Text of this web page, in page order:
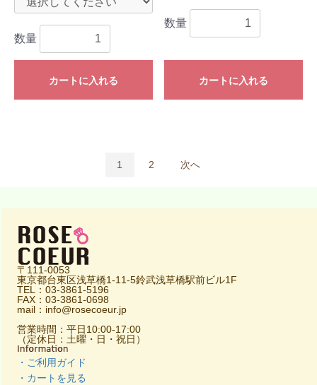
数量
カートに入れる
数量
カートに入れる
1 2 次へ
〒111-0053
東京都台東区浅草橋1-11-5鈴武浅草橋駅前ビル1F
TEL：03-3861-5196
FAX：03-3861-0698
mail：info@rosecoeur.jp
営業時間：平日10:00-17:00
（定休日：土曜・日・祝日）
・ご利用ガイド
・カートを見る